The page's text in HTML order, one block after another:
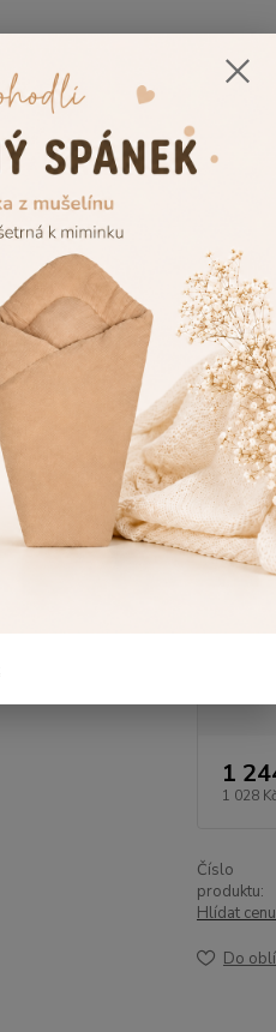
Nevíte
+420
a ponča Dětský župan
růžová
Dětský
vysoce
Chlupaté
1
1 028 Kč
Číslo
produktu:
Hlídat
Do